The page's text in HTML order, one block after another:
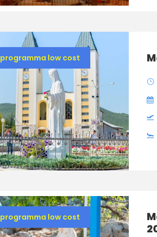
programma low cost
programma low cost